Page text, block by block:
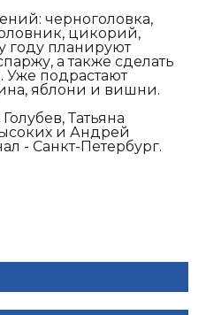
черноголовка,
цикорий,
планируют
а также сделать
Уже подрастают
яблони и вишни.
Татьяна
и Андрей
- Санкт-Петербург.